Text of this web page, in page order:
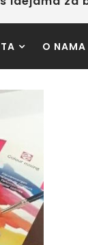
O NAMA